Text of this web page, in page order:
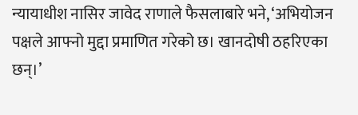
न्यायाधीश नासिर जावेद राणाले फैसलाबारे भने, ‘अभियोजन
पक्षले आफ्नो मुद्दा प्रमाणित गरेको छ। खानदोषी ठहरिएका
छन्।’